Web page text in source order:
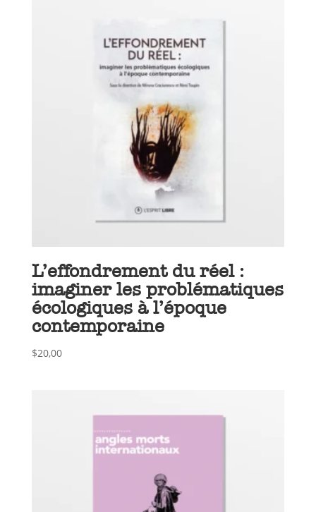
L’effondrement du réel :
imaginer les problématiques
écologiques à l’époque
contemporaine
$20,00